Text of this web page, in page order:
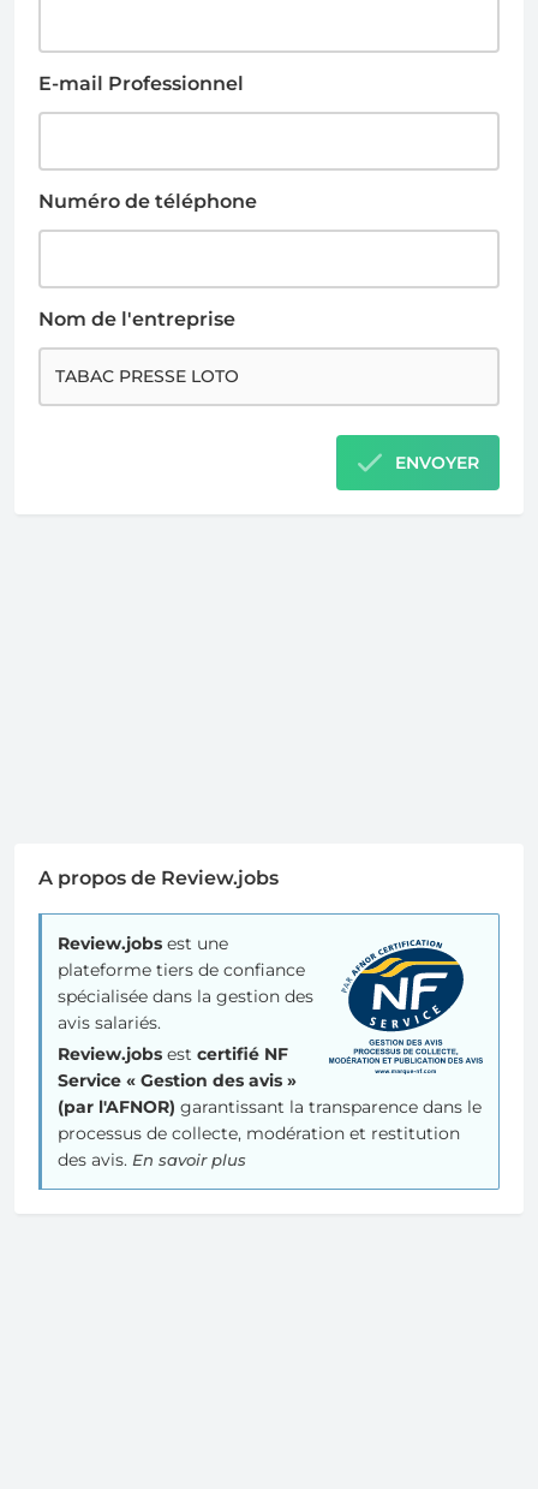
E-mail Professionnel
Numéro de téléphone
Nom de l'entreprise
ENVOYER
A propos de Review.jobs
Review.jobs est une
plateforme tiers de confiance
spécialisée dans la gestion des
avis salariés.
Review.jobs est certifié NF
Service « Gestion des avis »
(par l'AFNOR) garantissant la transparence dans le
processus de collecte, modération et restitution
des avis. En savoir plus